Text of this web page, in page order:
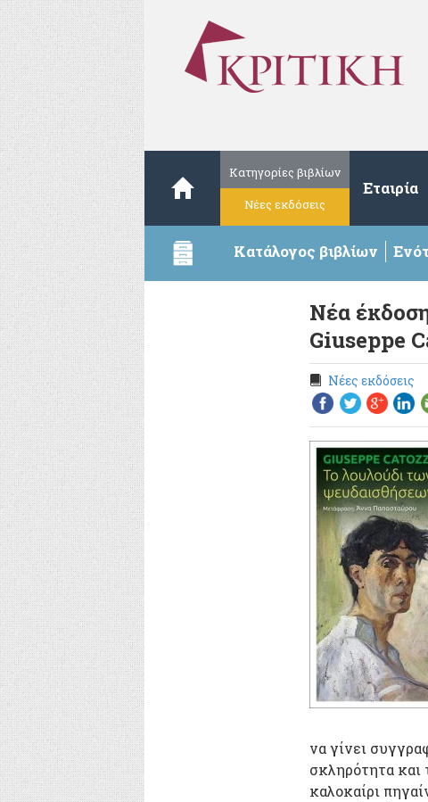
Κατηγορίες βιβλίων
Νέες εκδόσεις
Εταιρία
Κατάλογος βιβλίων
Νέα
Giuseppe
Νέες εκδόσεις
να γίνει
σκληρότητα και
καλοκαίρι